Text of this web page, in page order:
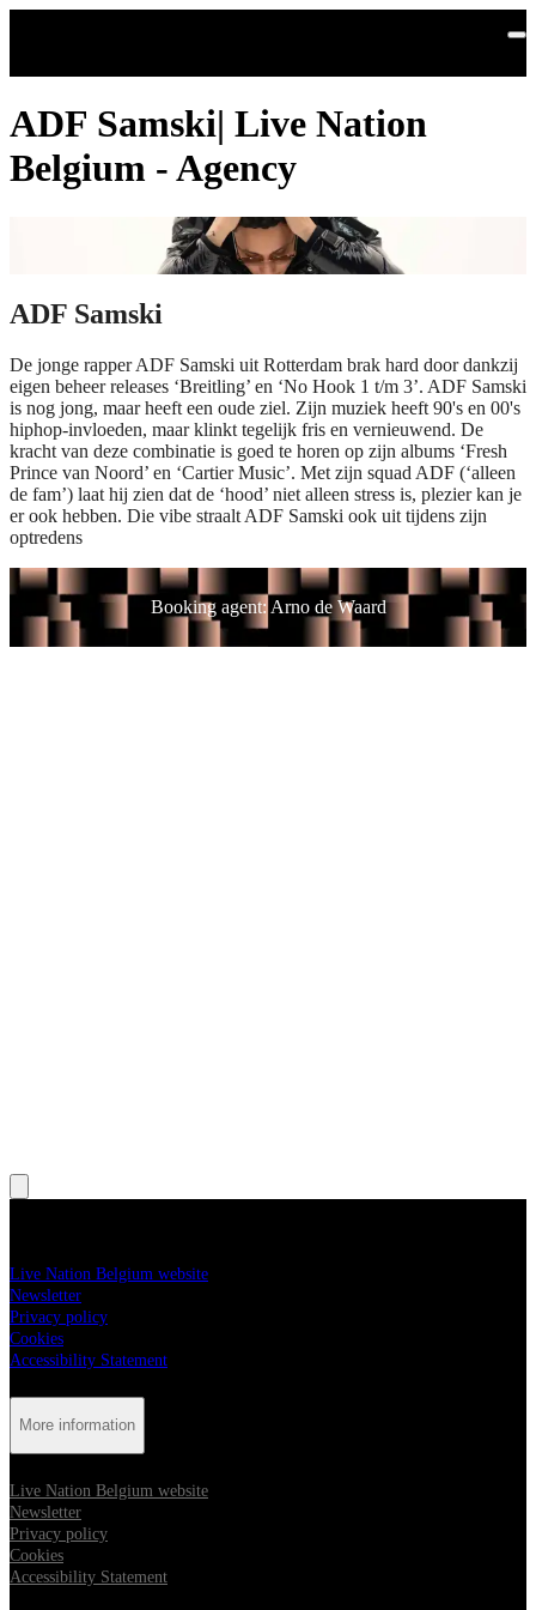
ADF Samski| Live Nation
Belgium - Agency
ADF Samski
De jonge rapper ADF Samski uit Rotterdam brak hard door dankzij
eigen beheer releases ‘Breitling’ en ‘No Hook 1 t/m 3’. ADF Samski
is nog jong, maar heeft een oude ziel. Zijn muziek heeft 90's en 00's
hiphop-invloeden, maar klinkt tegelijk fris en vernieuwend. De
kracht van deze combinatie is goed te horen op zijn albums ‘Fresh
Prince van Noord’ en ‘Cartier Music’. Met zijn squad ADF (‘alleen
de fam’) laat hij zien dat de ‘hood’ niet alleen stress is, plezier kan je
er ook hebben. Die vibe straalt ADF Samski ook uit tijdens zijn
optredens
Booking agent: Arno de Waard
Live Nation Belgium website
Newsletter
Privacy policy
Cookies
Accessibility Statement
More information
Live Nation Belgium website
Newsletter
Privacy policy
Cookies
Accessibility Statement